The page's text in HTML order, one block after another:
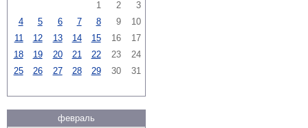
1
2
3
4
5 6 7 8 9
10
11
12 13 14 15 16
17
18
19 20 21 22 23
24
25
26 27 28 29 30 31
февраль